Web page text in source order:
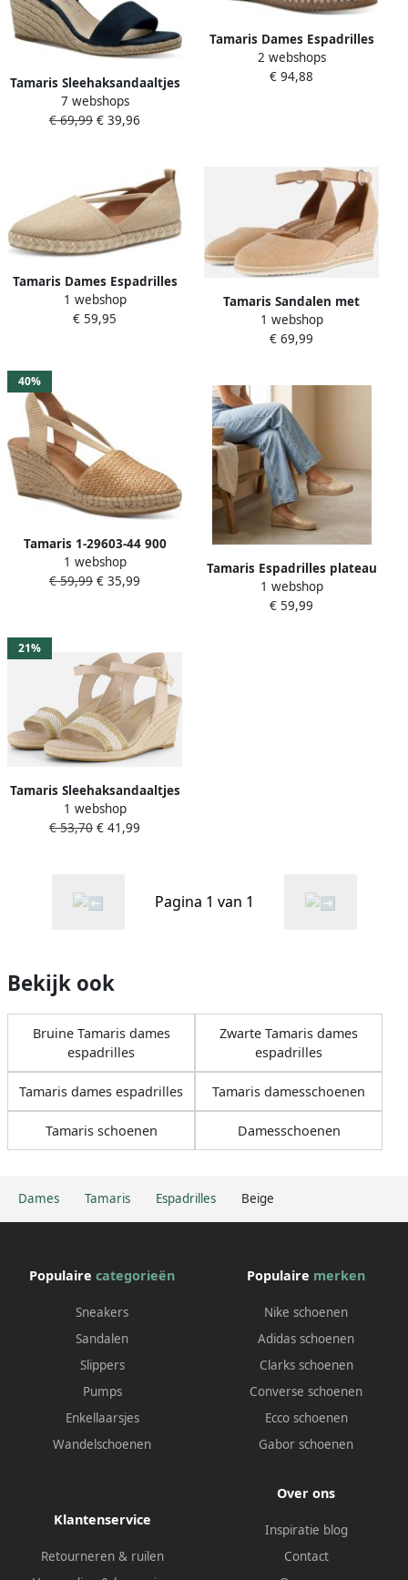
Dames Tamaris Espadrilles Beige
Tamaris Sleehaksandaaltjes
zomerschoen sandaal
keilhak met verstelbare
7 webshops
€ 69,99 € 39,96
Tamaris Dames Espadrilles
1-24602-42 251 normaal
2 webshops
€ 94,88
Tamaris Dames Espadrilles
1-24621-44 400
1 webshop
€ 59,95
Tamaris Sandalen met
sleehak 12231944435
1 webshop
€ 69,99
40%
Tamaris 1-29603-44 900
Sandaal brons
1 webshop
€ 59,99 € 35,99
Tamaris Espadrilles plateau
zomerschoen flats
instapschoen met touch it-
1 webshop
€ 59,99
21%
Tamaris Sleehaksandaaltjes
zomerschoen sandaal wig
hak met jute-beslag
1 webshop
€ 53,70 € 41,99
Pagina 1 van 1
Bekijk ook
Bruine Tamaris dames
espadrilles
Zwarte Tamaris dames
espadrilles
Tamaris dames espadrilles Tamaris damesschoenen
Tamaris schoenen Damesschoenen
Populaire categorieën
Sneakers
Sandalen
Slippers
Pumps
Enkellaarsjes
Wandelschoenen
Populaire merken
Nike schoenen
Adidas schoenen
Clarks schoenen
Converse schoenen
Ecco schoenen
Gabor schoenen
Klantenservice
Retourneren & ruilen
Over ons
Inspiratie blog
Contact